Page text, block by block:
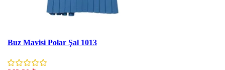
Buz Mavisi Polar Şal 1013